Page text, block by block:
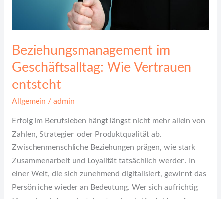
Beziehungsmanagement im
Geschäftsalltag: Wie Vertrauen
entsteht
Allgemein / admin
Erfolg im Berufsleben hängt längst nicht mehr allein von
Zahlen, Strategien oder Produktqualität ab.
Zwischenmenschliche Beziehungen prägen, wie stark
Zusammenarbeit und Loyalität tatsächlich werden. In
einer Welt, die sich zunehmend digitalisiert, gewinnt das
Persönliche wieder an Bedeutung. Wer sich aufrichtig